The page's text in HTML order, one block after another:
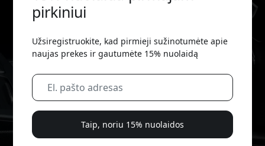
pirkiniui
Užsiregistruokite, kad pirmieji sužinotumėte apie
naujas prekes ir gautumėte 15% nuolaidą
Taip, noriu 15% nuolaidos
Norėdami gauti 15% nuolaidą, naudokite šį kodą
atsiskaitydami.